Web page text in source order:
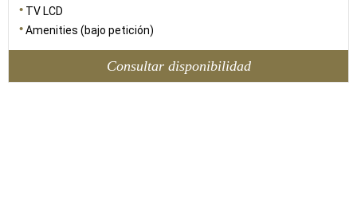
TV LCD
Amenities (bajo petición)
Consultar disponibilidad